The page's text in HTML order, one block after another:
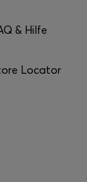
& Hilfe
Locator